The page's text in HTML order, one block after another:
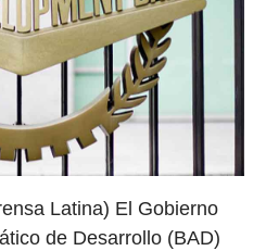
Latina) El Gobierno
de Desarrollo (BAD)